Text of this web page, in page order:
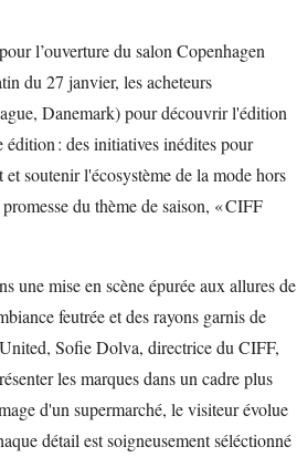
l’ouverture du salon Copenhagen
du 27 janvier, les acheteurs
Danemark) pour découvrir l'édition
: des initiatives inédites pour
soutenir l'écosystème de la mode hors
du thème de saison, « CIFF
une mise en scène épurée aux allures de
feutrée et des rayons garnis de
Sofie Dolva, directrice du CIFF,
les marques dans un cadre plus
d'un supermarché, le visiteur évolue
détail est soigneusement séléctionné